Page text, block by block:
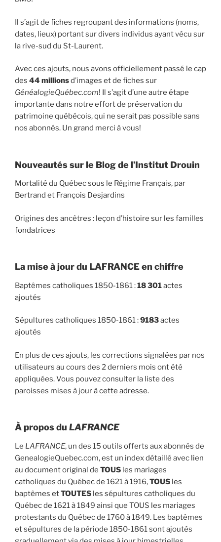
Il s’agit de fiches regroupant des informations (noms,
dates, lieux) portant sur divers individus ayant vécu sur
la rive-sud du St-Laurent.
Avec ces ajouts, nous avons officiellement passé le cap
des 44 millionsd’images et de fiches sur
GénéalogieQuébec.com! Il s’agit d’une autre étape
importante dans notre effort de préservation du
patrimoine québécois, qui ne serait pas possible sans
nos abonnés. Un grand merci à vous!
Nouveautés sur le Blog de l’Institut Drouin
Mortalité du Québec sous le Régime Français, par
Bertrand et François Desjardins
Origines des ancêtres : leçon d’histoire sur les familles
fondatrices
La mise à jour du LAFRANCE en chiffre
Baptêmes catholiques 1850-1861 :18 301actes
ajoutés
Sépultures catholiques 1850-1861 :9183actes
ajoutés
En plus de ces ajouts, les corrections signalées par nos
utilisateurs au cours des 2 derniers mois ont été
appliquées. Vous pouvez consulter la liste des
paroisses mises à jourà cette adresse.
À propos du LAFRANCE
Le LAFRANCE, un des 15 outils offerts aux abonnés de
GenealogieQuebec.com, est un index détaillé avec lien
au document original de TOUS les mariages
catholiques du Québec de 1621 à 1916,TOUS les
baptêmes etTOUTES les sépultures catholiques du
Québec de 1621 à 1849 ainsi que TOUS les mariages
protestants du Québec de 1760 à 1849. Les baptêmes
et sépultures de la période 1850-1861 sont ajoutés